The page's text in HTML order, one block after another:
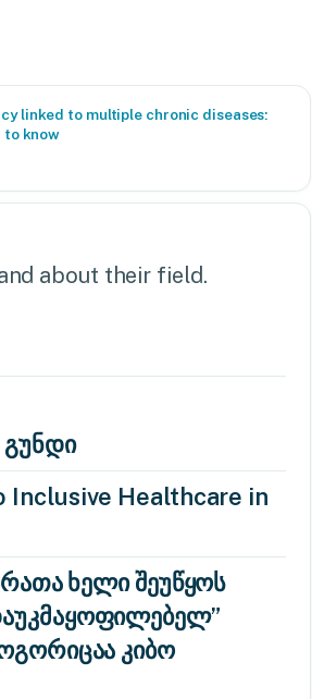
linked to multiple chronic diseases:
to know
about their field.
გუნდი
Inclusive Healthcare in
ხელი შეუწყოს
კიბო